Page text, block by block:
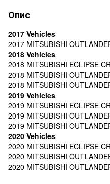
Опис
2017 Vehicles
2017 MITSUBISHI
2018 Vehicles
2018 MITSUBISHI ECLIPSE
2018 MITSUBISHI
2018 MITSUBISHI
2019 Vehicles
2019 MITSUBISHI ECLIPSE
2019 MITSUBISHI
2019 MITSUBISHI
2020 Vehicles
2020 MITSUBISHI ECLIPSE
2020 MITSUBISHI
2020 MITSUBISHI